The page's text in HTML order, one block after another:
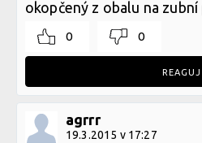
okopčený z obalu na zubní
0 0
REAGUJ
agrrr
19.3.2015 v 17:27